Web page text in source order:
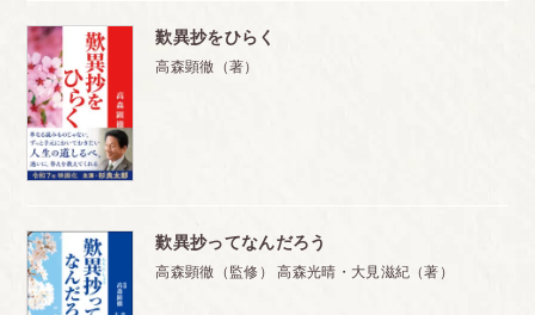
歎異抄をひらく
高森顕徹（著）
歎異抄ってなんだろう
高森顕徹（監修） 高森光晴・大見滋紀（著）